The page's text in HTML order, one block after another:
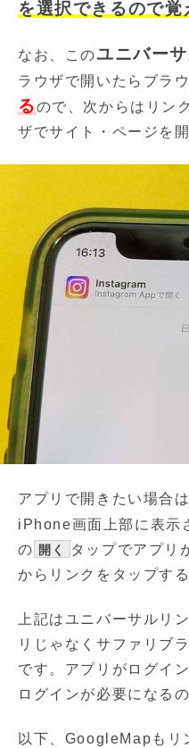
を選択できるので覚
なお、このユニバー
ラウザで開いたらブラ
るので、次からはリン
ザでサイト・ページを開
アプリで開きたい場合
iPhone画面上部に表示
の 開く
タップでアプリ
からリンクをタップす
上記はユニバーサルリ
リじゃなくサファリブ
です。アプリがログイ
ログインが必要になる
以下、GoogleMapもリ